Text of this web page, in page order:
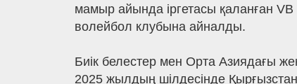
мамыр айында іргетасы қаланған VB
волейбол клубына айналды.
Биік белестер мен Орта Азиядағы
2025 жылдың шілдесінде